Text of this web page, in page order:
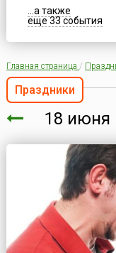
...а также
еще 33 события
Главная страница /
Праздники
18 июня